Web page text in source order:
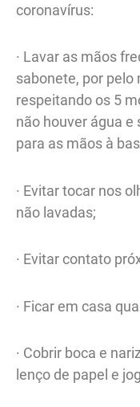
coronavírus:
· Lavar as mãos
sabonete, por pelo
respeitando os 5
não houver água
para as mãos à
· Evitar tocar nos
não lavadas;
· Evitar contato
· Ficar em casa
· Cobrir boca e
lenço de papel e